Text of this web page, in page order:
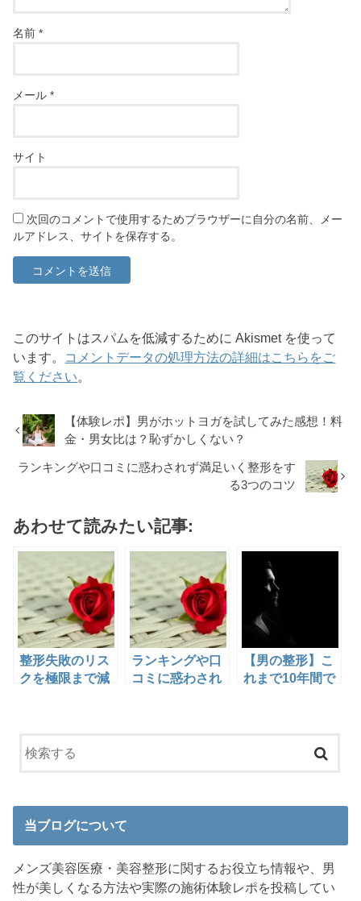
名前*
メール*
サイト
次回のコメントで使用するためブラウザーに自分の名前、メー
ルアドレス、サイトを保存する。
このサイトはスパムを低減するために Akismet を使って
います。 コメントデータの処理方法の詳細はこちらをご
覧ください。
【体験レポ】男がホットヨガを試してみた感想！料
金・男女比は？恥ずかしくない？
ランキングや口コミに惑わされず満足いく整形をす
る3つのコツ
あわせて読みたい記事:
整形失敗のリス
クを極限まで減
ランキングや口
コミに惑わされ
【男の整形】こ
れまで10年間で
当ブログについて
メンズ美容医療・美容整形に関するお役立ち情報や、男
性が美しくなる方法や実際の施術体験レポを投稿してい